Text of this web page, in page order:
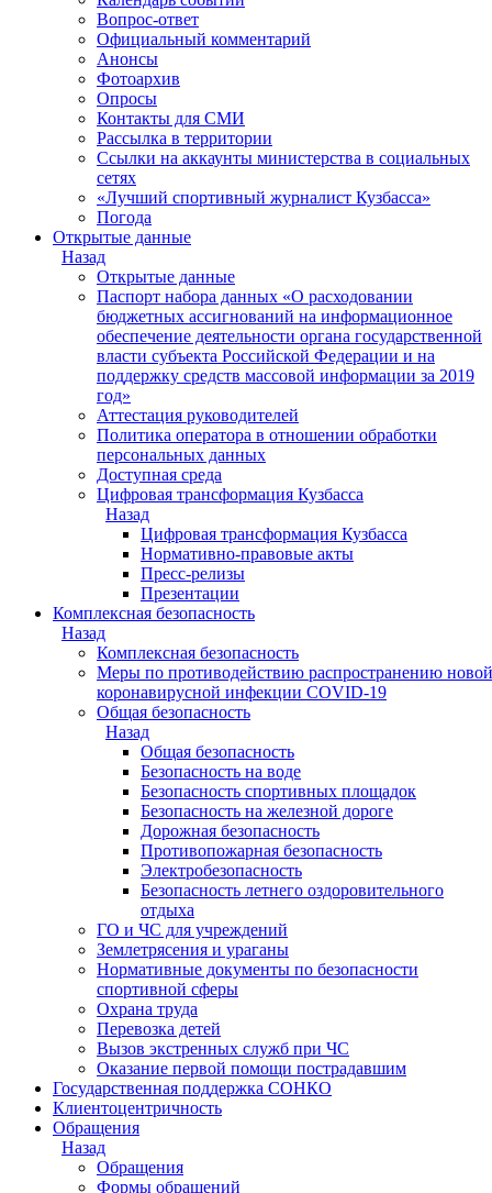
Вопрос-ответ
Официальный комментарий
Анонсы
Фотоархив
Опросы
Контакты для СМИ
Рассылка в территории
Ссылки на аккаунты министерства в социальных
сетях
«Лучший спортивный журналист Кузбасса»
Погода
Открытые данные
Назад
Открытые данные
Паспорт набора данных «О расходовании
бюджетных ассигнований на информационное
обеспечение деятельности органа государственной
власти субъекта Российской Федерации и на
поддержку средств массовой информации за 2019
год»
Аттестация руководителей
Политика оператора в отношении обработки
персональных данных
Доступная среда
Цифровая трансформация Кузбасса
Назад
Цифровая трансформация Кузбасса
Нормативно-правовые акты
Пресс-релизы
Презентации
Комплексная безопасность
Назад
Комплексная безопасность
Меры по противодействию распространению новой
коронавирусной инфекции COVID-19
Общая безопасность
Назад
Общая безопасность
Безопасность на воде
Безопасность спортивных площадок
Безопасность на железной дороге
Дорожная безопасность
Противопожарная безопасность
Электробезопасность
Безопасность летнего оздоровительного
отдыха
ГО и ЧС для учреждений
Землетрясения и ураганы
Нормативные документы по безопасности
спортивной сферы
Охрана труда
Перевозка детей
Вызов экстренных служб при ЧС
Оказание первой помощи пострадавшим
Государственная поддержка СОНКО
Клиентоцентричность
Обращения
Назад
Обращения
Формы обращений